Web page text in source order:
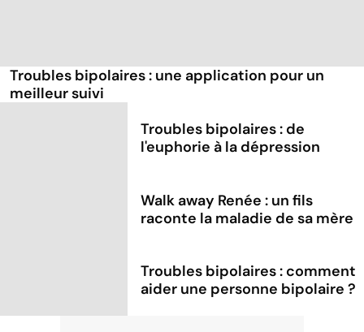
Troubles bipolaires : une application pour un
meilleur suivi
Troubles bipolaires : de
l'euphorie à la dépression
Walk away Renée : un fils
raconte la maladie de sa mère
Troubles bipolaires : comment
aider une personne bipolaire ?